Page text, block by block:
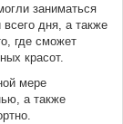
заниматься
дня, а также
где сможет
красот.
мере
а также